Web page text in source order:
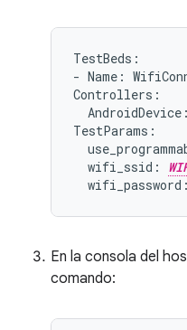
TestBeds:
- Name:
AndroidDevice:
wifi_ssid:
wifi_password:
En la consola del
comando: